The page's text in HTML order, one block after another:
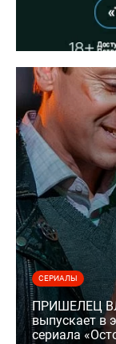
СЕРИАЛЫ
ПРИШЕЛЕЦ
выпускает в
сериала